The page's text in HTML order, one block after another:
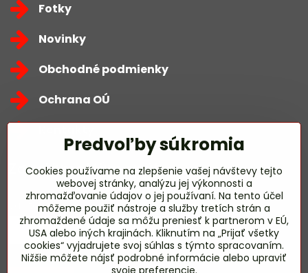
Fotky
Novinky
Obchodné podmienky
Ochrana OÚ
Zavoláme Vám späť
Váš telefón*
Predvoľby súkromia
Cookies používame na zlepšenie vašej návštevy tejto
webovej stránky, analýzu jej výkonnosti a
zhromažďovanie údajov o jej používaní. Na tento účel
môžeme použiť nástroje a služby tretích strán a
zhromaždené údaje sa môžu preniesť k partnerom v EÚ,
USA alebo iných krajinách. Kliknutím na „Prijať všetky
cookies“ vyjadrujete svoj súhlas s týmto spracovaním.
Nižšie môžete nájsť podrobné informácie alebo upraviť
svoje preferencie.